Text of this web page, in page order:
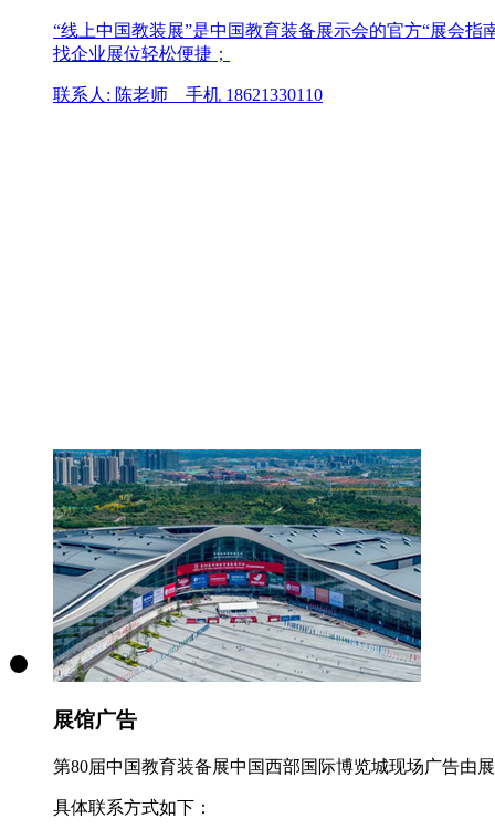
“线上中国教装展”是中国教育装备展示会的官方“展会
找企业展位轻松便捷；
联系人: 陈老师 手机 18621330110
展馆广告
第80届中国教育装备展中国西部国际博览城现场广告由
具体联系方式如下：